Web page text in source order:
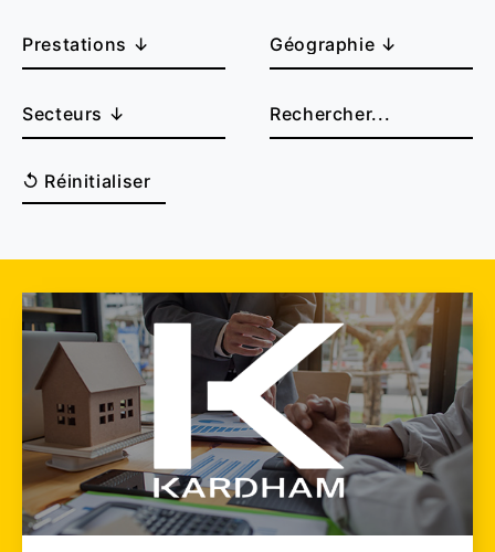
↺ Réinitialiser